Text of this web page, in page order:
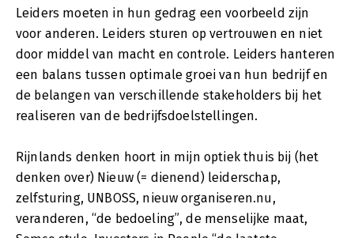
Leiders moeten in hun gedrag een voorbeeld zijn
voor anderen. Leiders sturen op vertrouwen en niet
door middel van macht en controle. Leiders hanteren
een balans tussen optimale groei van hun bedrijf en
de belangen van verschillende stakeholders bij het
realiseren van de bedrijfsdoelstellingen.
Rijnlands denken hoort in mijn optiek thuis bij (het
denken over) Nieuw (= dienend) leiderschap,
zelfsturing, UNBOSS, nieuw organiseren.nu,
veranderen, “de bedoeling”, de menselijke maat,